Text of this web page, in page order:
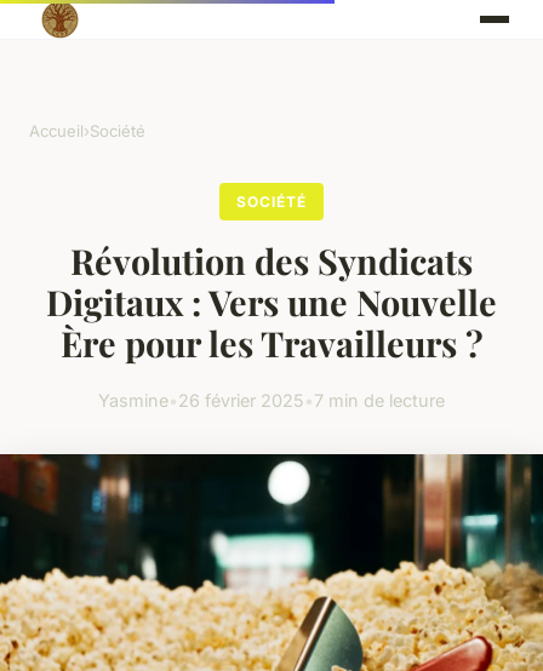
Accueil›Société
SOCIÉTÉ
Révolution des Syndicats
Digitaux : Vers une Nouvelle
Ère pour les Travailleurs ?
Yasmine•26 février 2025•7 min de lecture